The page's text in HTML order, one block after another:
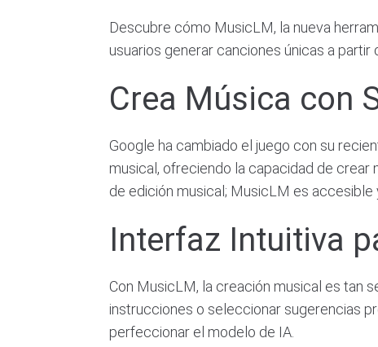
Descubre cómo MusicLM, la nueva
usuarios generar canciones únicas a
Crea Música con
Google ha cambiado el juego con su
musical, ofreciendo la capacidad de
de edición musical; MusicLM es accesible
Interfaz Intuitiva
Con MusicLM, la creación musical es tan
instrucciones o seleccionar sugerencias
perfeccionar el modelo de IA.